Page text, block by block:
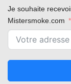
Je souhaite
Mistersmoke.com